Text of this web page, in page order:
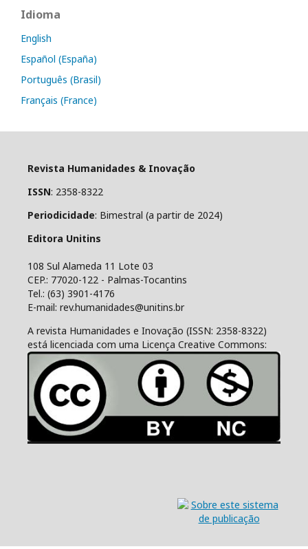
Idioma
English
Español (España)
Português (Brasil)
Français (France)
Revista Humanidades & Inovação
ISSN: 2358-8322
Periodicidade: Bimestral (a partir de 2024)
Editora Unitins
108 Sul Alameda 11 Lote 03
CEP.: 77020-122 - Palmas-Tocantins
Tel.: (63) 3901-4176
E-mail: rev.humanidades@unitins.br
A revista Humanidades e Inovação (ISSN: 2358-8322)
está licenciada com uma Licença Creative Commons: